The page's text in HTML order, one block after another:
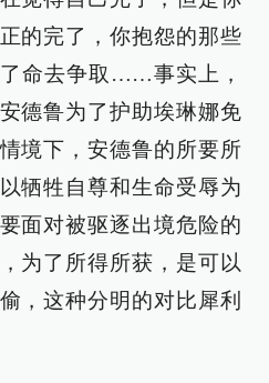
的完了，你抱怨的那些
命去争取……事实上，
德鲁为了护助埃琳娜免
境下，安德鲁的所要所
牺牲自尊和生命受辱为
面对被驱逐出境危险的
为了所得所获，是可以
，这种分明的对比犀利